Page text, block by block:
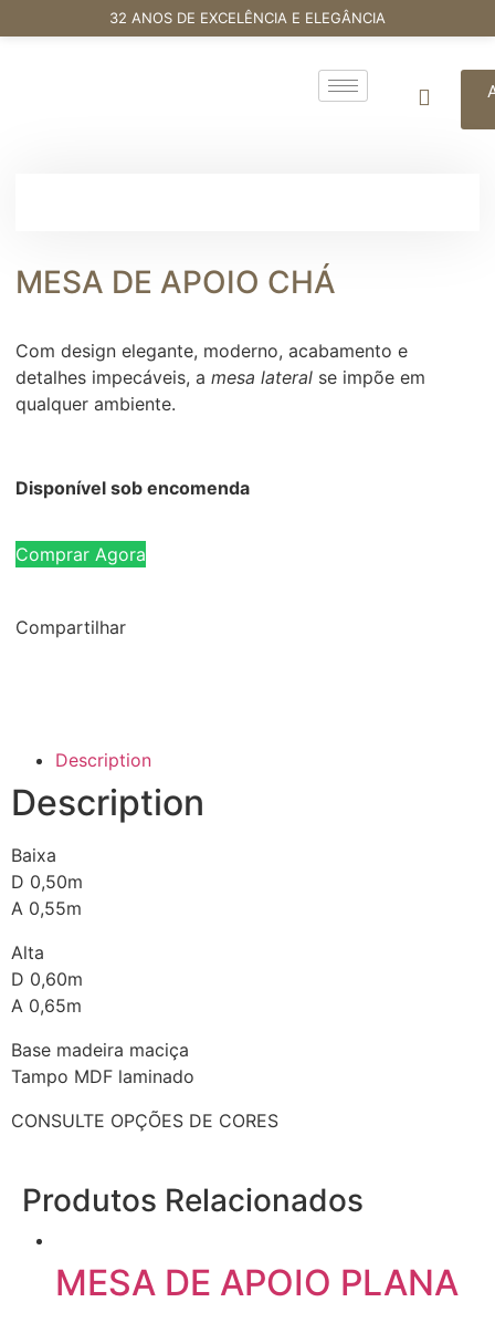
32 ANOS DE EXCELÊNCIA E ELEGÂNCIA
MESA DE APOIO CHÁ
Com design elegante, moderno, acabamento e
detalhes impecáveis, a mesa lateral se impõe em
qualquer ambiente.
Disponível sob encomenda
Comprar Agora
Compartilhar
Description
Description
Baixa
D 0,50m
A 0,55m
Alta
D 0,60m
A 0,65m
Base madeira maciça
Tampo MDF laminado
CONSULTE OPÇÕES DE CORES
Produtos Relacionados
MESA DE APOIO PLANA